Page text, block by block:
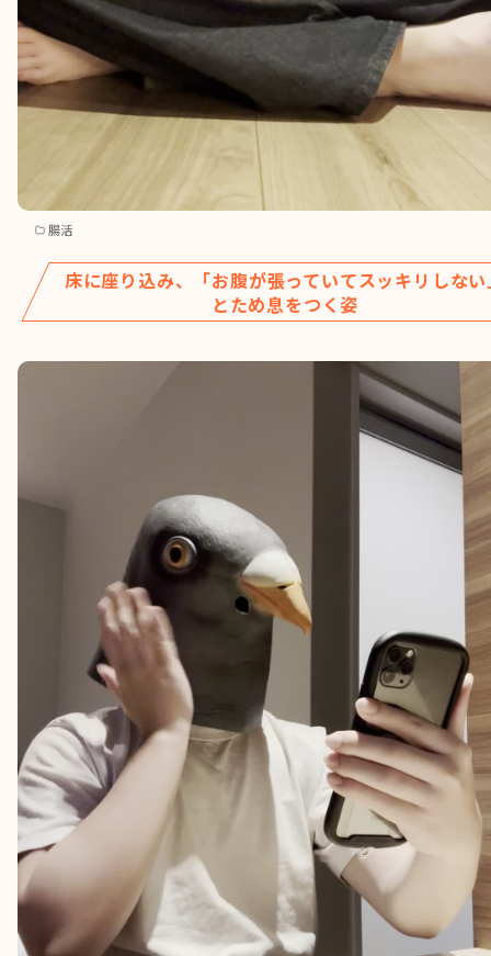
腸活
床に座り込み、「お腹が張っていてスッキリしな
とため息をつく姿